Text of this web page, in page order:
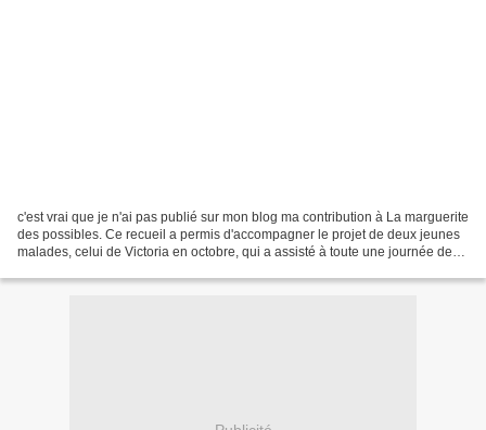
c'est vrai que je n'ai pas publié sur mon blog ma contribution à La marguerite
des possibles. Ce recueil a permis d'accompagner le projet de deux jeunes
malades, celui de Victoria en octobre, qui a assisté à toute une journée de